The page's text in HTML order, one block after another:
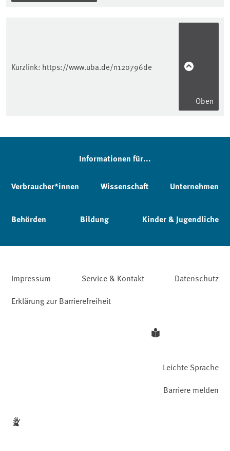
Kurzlink: https://www.uba.de/n120796de
Oben
Informationen für...
Verbraucher*innen Wissenschaft Unternehmen
Behörden Bildung Kinder & Jugendliche
Impressum Service & Kontakt
Datenschutz
Erklärung zur Barrierefreiheit
Leichte Sprache
Barriere melden